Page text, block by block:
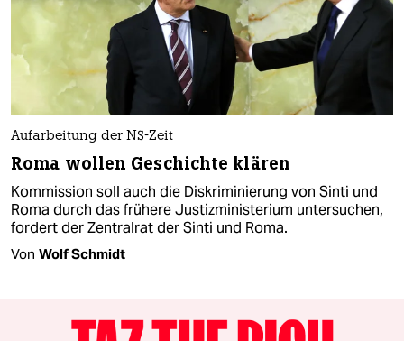
Aufarbeitung der NS-Zeit
Roma wollen Geschichte klären
Kommission soll auch die Diskriminierung von Sinti und
Roma durch das frühere Justizministerium untersuchen,
fordert der Zentralrat der Sinti und Roma.
Von Wolf Schmidt